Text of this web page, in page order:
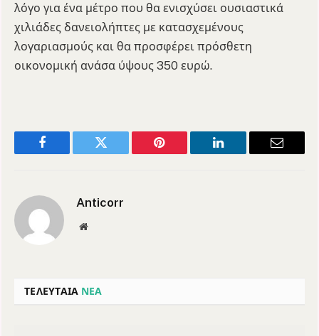
λόγο για ένα μέτρο που θα ενισχύσει ουσιαστικά
χιλιάδες δανειολήπτες με κατασχεμένους
λογαριασμούς και θα προσφέρει πρόσθετη
οικονομική ανάσα ύψους 350 ευρώ.
Facebook Twitter Pinterest LinkedIn Email
Anticorr
Website
ΤΕΛΕΥΤΑΙΑ ΝΕΑ